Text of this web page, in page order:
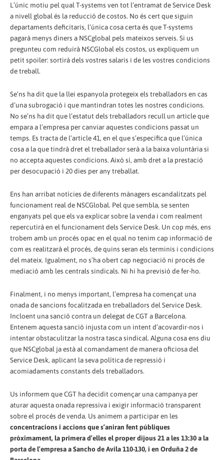
L’únic motiu pel qual T-systems ven tot l’entramat de Service Desk
a nivell global és la reducció de costos. No és cert que siguin
departaments deficitaris, l’única cosa certa és que T-systems
pagarà menys diners a NSCglobal pels mateixos serveis. Si us
pregunteu com reduirà NSCGlobal els costos, us expliquem un
petit spoiler: sortirà dels vostres salaris i de les vostres condicions
de treball.
Se’ns ha dit que la llei espanyola protegeix els treballadors en cas
d’una subrogació i que mantindran totes les nostres condicions.
No se’ns ha dit que l’estatut dels treballadors recull un article que
empara a l’empresa per canviar aquestes condicions passat un
temps. Es tracta de l’article 41, en el que s’especifica que l’única
cosa a la que tindrà dret el treballador serà a la baixa voluntària si
no accepta aquestes condicions. Això sí, amb dret a la prestació
per desocupació i 20 dies per any treballat.
Ens han arribat notícies de diferents mànagers escandalitzats pel
funcionament real de NSCGlobal. Pel que sembla, se senten
enganyats pel que els va explicar sobre la venda i com realment
repercutirà en el funcionament dels Service Desk. Un cop més, ens
trobem amb un procés opac en el qual no tenim cap informació de
com es realitzarà el procés, de quins seran els terminis i condicions
del mateix. Igualment, no s’ha obert cap negociació ni procés de
mediació amb les centrals sindicals. Ni hi ha previsió de fer-ho.
Finalment, i no menys important, l’empresa ha començat una
onada de sancions focalitzada en treballadors del Service Desk.
Incloent una sanció contra un delegat de CGT a Barcelona.
Entenem aquesta sanció injusta com un intent d’acovardir-nos i
intentar obstaculitzar la nostra tasca sindical. Alguna cosa ens diu
que NSCglobal ja està al comandament de manera oficiosa del
Service Desk, aplicant la seva política de repressió i
acomiadaments constants dels treballadors.
Us informem que CGT ha decidit començar una campanya per
aturar aquesta onada repressiva i exigir informació transparent
sobre el procés de venda. Us animem a participar en les
concentracions i accions que s’aniran fent públiques
pròximament, la primera d’elles el proper dijous 21 a les 13:30 a la
porta de l’empresa a Sancho de Avila 110-130, i en Orduña 2 de